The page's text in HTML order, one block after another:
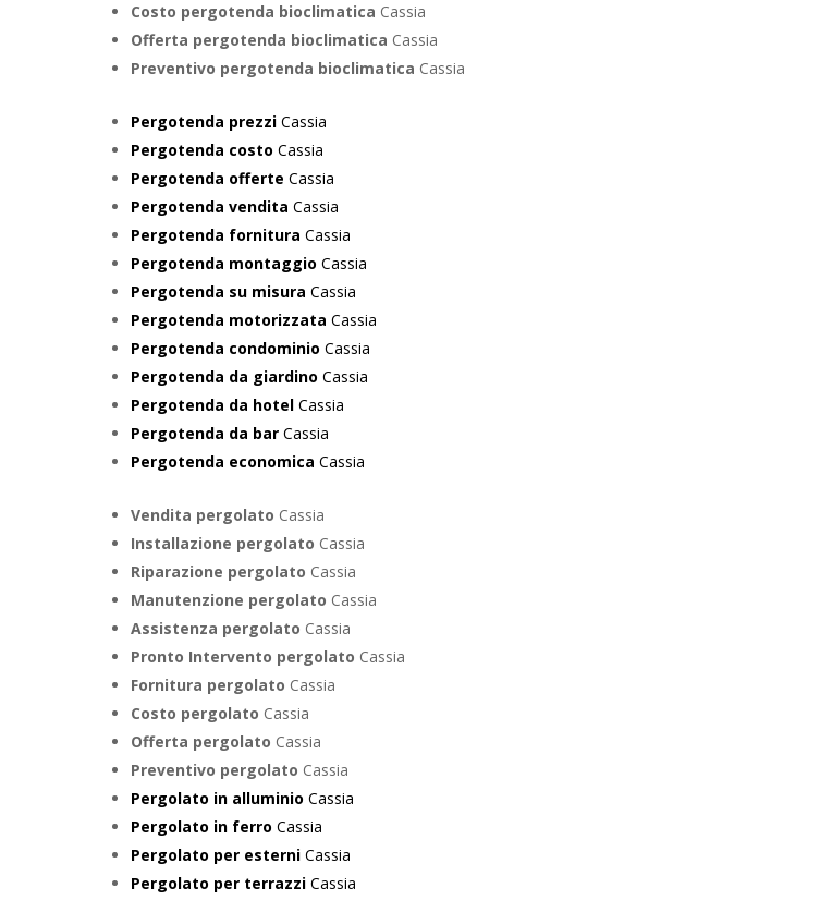
Costo pergotenda bioclimatica Cassia
Offerta pergotenda bioclimatica Cassia
Preventivo pergotenda bioclimatica Cassia
Pergotenda prezziCassia
Pergotenda costo Cassia
Pergotenda offerte Cassia
Pergotenda vendita Cassia
Pergotenda fornitura Cassia
Pergotenda montaggio Cassia
Pergotenda su misura Cassia
Pergotenda motorizzata Cassia
Pergotenda condominio Cassia
Pergotenda da giardino Cassia
Pergotenda da hotelCassia
Pergotenda da barCassia
Pergotenda economica Cassia
Vendita pergolato Cassia
Installazione pergolato Cassia
Riparazione pergolato Cassia
Manutenzione pergolato Cassia
Assistenza pergolato Cassia
Pronto Intervento pergolato Cassia
Fornitura pergolato Cassia
Costo pergolato Cassia
Offerta pergolato Cassia
Preventivo pergolato Cassia
Pergolato in alluminio Cassia
Pergolato in ferro Cassia
Pergolato per esterniCassia
Pergolato per terrazziCassia